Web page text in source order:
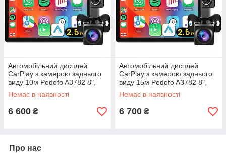
Автомобільний дисплей
CarPlay з камерою заднього
виду 10м Podofo A3782 8",
бездротовий Apple CarPlay та
Android Auto, монітор з
Немає в наявності
6 600 ₴
Автомобільний дисплей
CarPlay з камерою заднього
виду 15м Podofo A3782 8",
бездротовий Apple CarPlay та
Android Auto, монітор з
Немає в наявності
6 700 ₴
Про нас